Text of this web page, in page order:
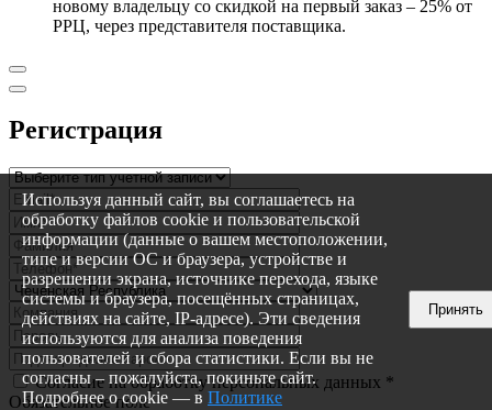
новому владельцу со скидкой на первый заказ – 25% от
РРЦ, через представителя поставщика.
Регистрация
Согласие на обработку персональных данных *
Обязательное поле
Используя данный сайт, вы соглашаетесь на
обработку файлов cookie и пользовательской
информации (данные о вашем местоположении,
типе и версии ОС и браузера, устройстве и
разрешении экрана, источнике перехода, языке
системы и браузера, посещённых страницах,
действиях на сайте, IP-адресе). Эти сведения
используются для анализа поведения
пользователей и сбора статистики. Если вы не
согласны – пожалуйста, покиньте сайт.
Подробнее о cookie — в Политике
Принять